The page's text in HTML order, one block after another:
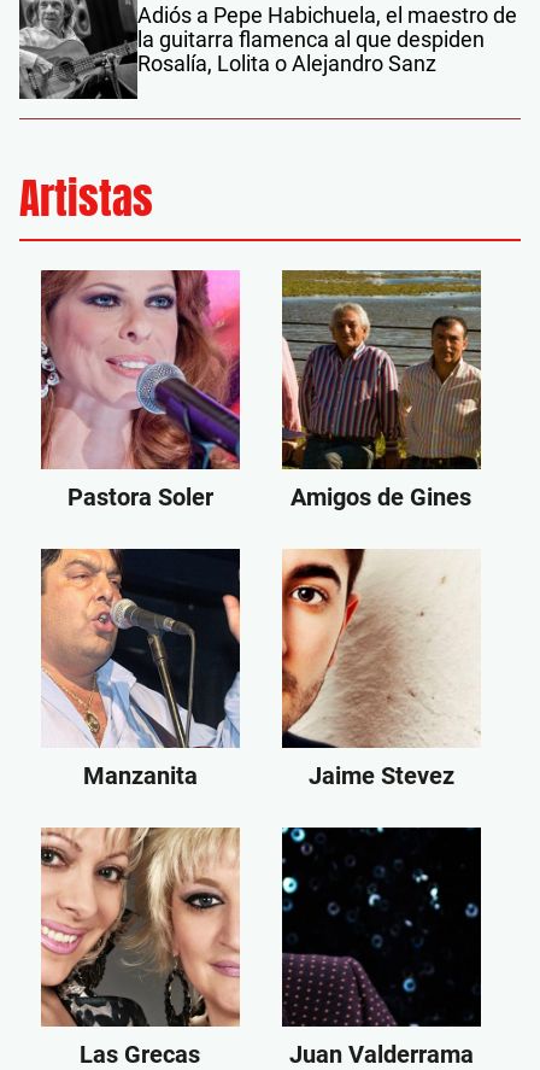
Adiós a Pepe Habichuela, el maestro de
la guitarra flamenca al que despiden
Rosalía, Lolita o Alejandro Sanz
Artistas
Pastora Soler Amigos de Gines
Manzanita Jaime Stevez
Las Grecas Juan Valderrama